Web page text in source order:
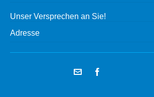
Unser Versprechen an Sie!
Adresse